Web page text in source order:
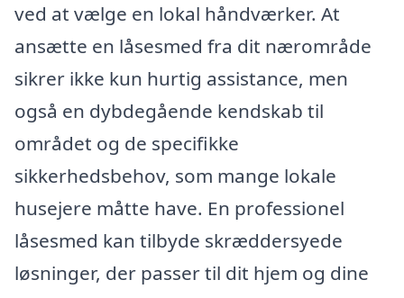
ved at vælge en lokal håndværker. At
ansætte en låsesmed fra dit nærområde
sikrer ikke kun hurtig assistance, men
også en dybdegående kendskab til
området og de specifikke
sikkerhedsbehov, som mange lokale
husejere måtte have. En professionel
låsesmed kan tilbyde skræddersyede
løsninger, der passer til dit hjem og dine